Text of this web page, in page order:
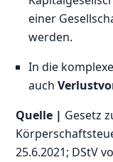
einer
werden.
In die
auch
Quelle | Gesetz
25.6.2021; DStV